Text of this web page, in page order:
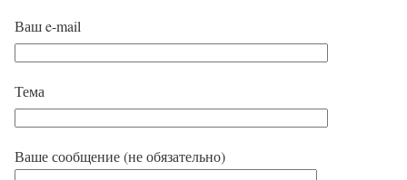
Ваш e-mail
Тема
Ваше сообщение (не обязательно)